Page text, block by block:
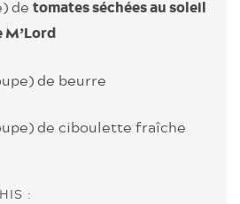
de tomates séchées au soleil
de beurre
de ciboulette fraîche
: